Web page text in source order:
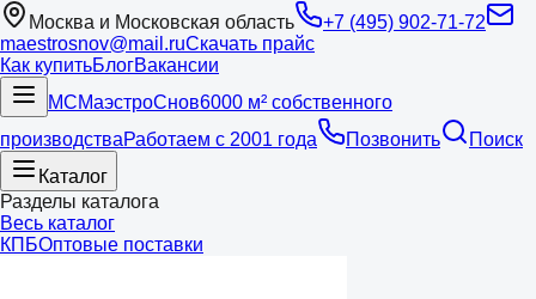
Москва и Московская область
+7 (495) 902-71-72
maestrosnov@mail.ruСкачать прайс
Как купитьБлогВакансии
МСМаэстроСнов6000 м² собственного
производстваРаботаем с 2001 года Позвонить
Поиск
Каталог
Разделы каталога
Весь каталог
КПБОптовые поставки